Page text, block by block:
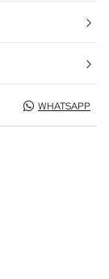
WHATSAPP